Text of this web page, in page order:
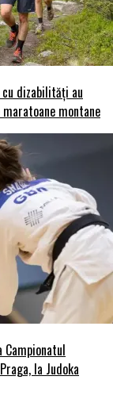
dizabilități au
montane
Campionatul
la Judoka